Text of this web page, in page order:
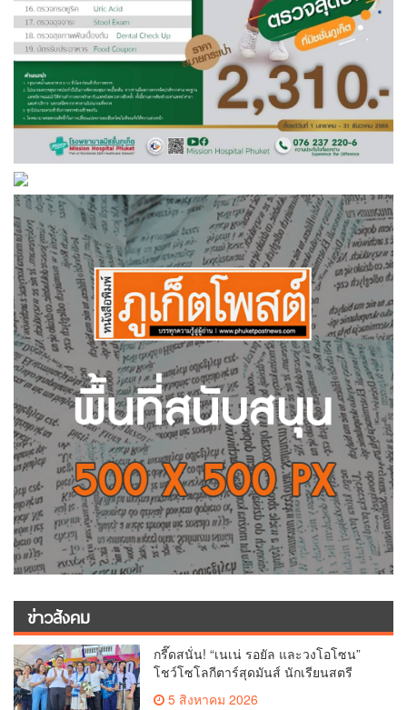
ข่าวสังคม
กรี๊ดสนั่น! “เนเน่ รอยัล และวงโอโซน”
โชว์โซโลกีตาร์สุดมันส์ นักเรียนสตรี
ภูเก็ตนั่งไม่ติด ทั้งเต้น-ร้อง
5 สิงหาคม 2026